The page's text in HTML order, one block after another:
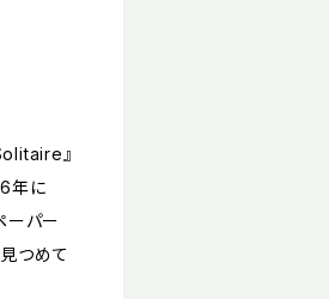
』
年に
ーパー
つめて